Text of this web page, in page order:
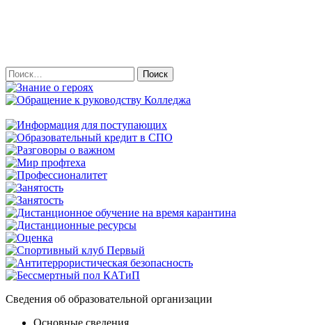
Найти:
Сведения об образовательной организации
Основные сведения